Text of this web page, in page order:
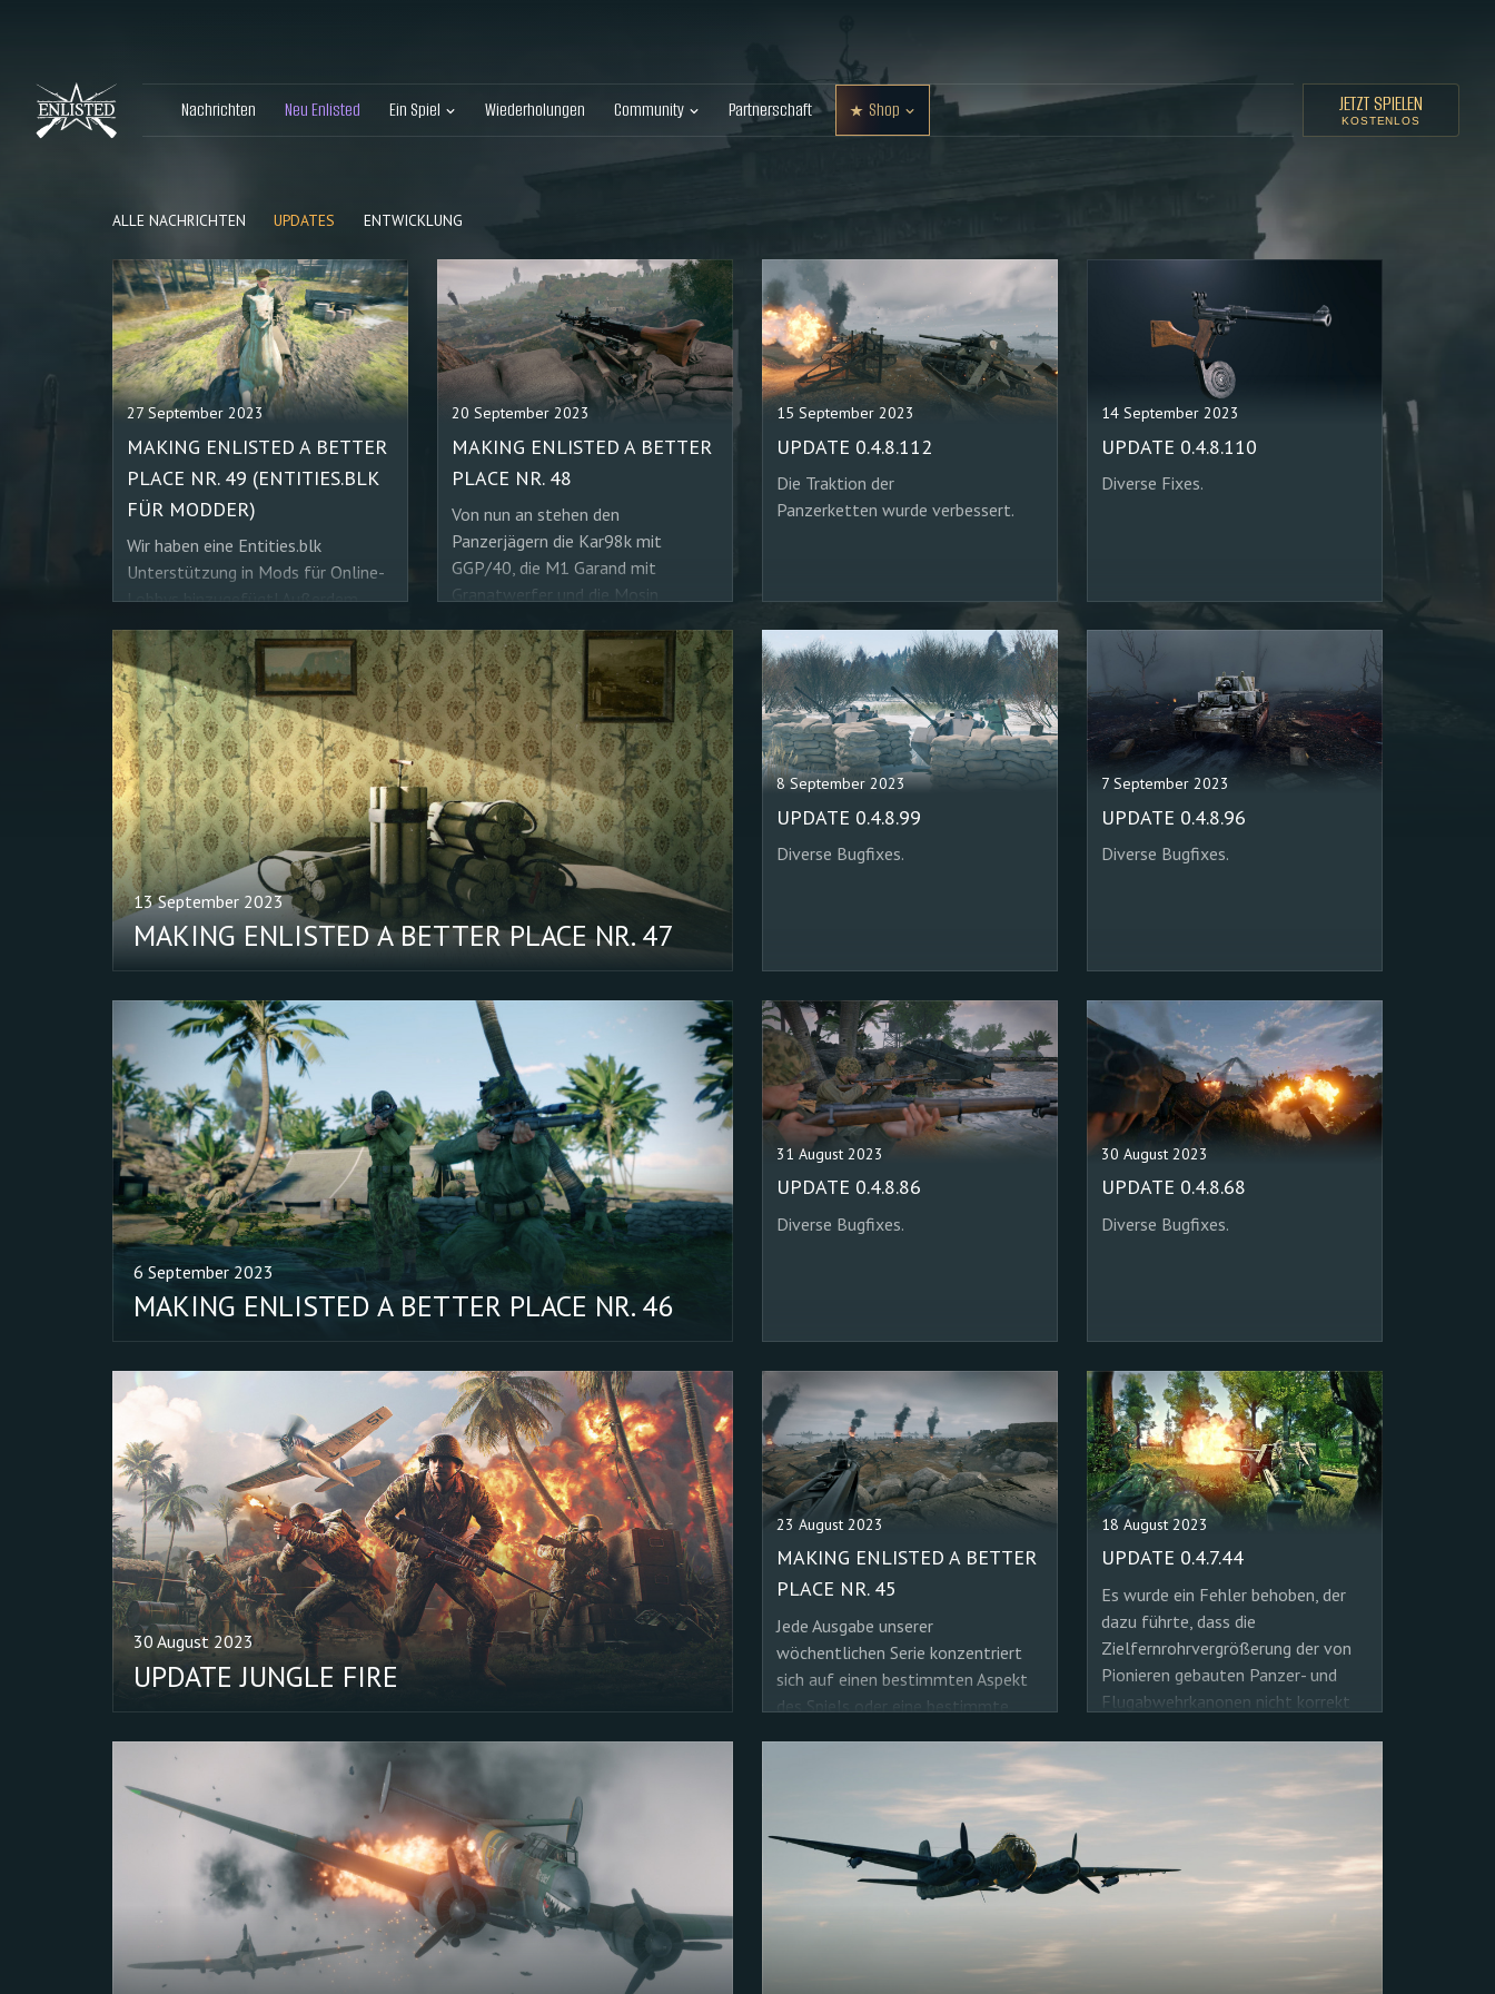
Nachrichten Neu Enlisted Ein Spiel Wiederholungen Community Partnerschaft Shop JETZT SPIELEN
KOSTENLOS
ALLE NACHRICHTEN UPDATES ENTWICKLUNG
27 September 2023
MAKING ENLISTED A BETTER
PLACE NR. 49 (ENTITIES.BLK
FÜR MODDER)
Wir haben eine Entities.blk
Unterstützung in Mods für Online-
Lobbys hinzugefügt! Außerdem
zerschlagen Granaten jetzt Fenster
auf konsistente und vorhersehbare
Weise, und wir haben die Dichte der
Rauchwolke für eine Reihe von
Waffen im Spiel reduziert.
20 September 2023
MAKING ENLISTED A BETTER
PLACE NR. 48
Von nun an stehen den
Panzerjägern die Kar98k mit
GGP/40, die M1 Garand mit
Granatwerfer und die Mosin
Außerdem haben wir die Größe der
Treffer-Kamera vergrößert und
einige weitere Änderungen
vorgenommen.
15 September 2023
UPDATE 0.4.8.112
Die Traktion der
Panzerketten wurde verbessert.
14 September 2023
UPDATE 0.4.8.110
Diverse Fixes.
13 September 2023
MAKING ENLISTED A BETTER PLACE NR. 47
8 September 2023
UPDATE 0.4.8.99
Diverse Bugfixes.
7 September 2023
UPDATE 0.4.8.96
Diverse Bugfixes.
6 September 2023
MAKING ENLISTED A BETTER PLACE NR. 46
31 August 2023
UPDATE 0.4.8.86
Diverse Bugfixes.
30 August 2023
UPDATE 0.4.8.68
Diverse Bugfixes.
30 August 2023
UPDATE JUNGLE FIRE
23 August 2023
MAKING ENLISTED A BETTER
PLACE NR. 45
Jede Ausgabe unserer
wöchentlichen Serie konzentriert
sich auf einen bestimmten Aspekt
des Spiels oder eine bestimmte
auffällige Fehler beheben und neue
interessante Funktionen
18 August 2023
UPDATE 0.4.7.44
Es wurde ein Fehler behoben, der
dazu führte, dass die
Zielfernrohrvergrößerung der von
Pionieren gebauten Panzer- und
Flugabwehrkanonen nicht korrekt